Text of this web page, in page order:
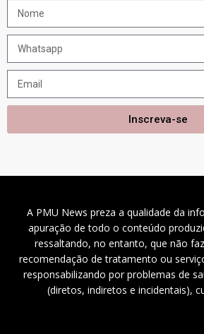
Inscreva-se
A PMU News preza a qualidade da
apuração de todo o conteúdo
ressaltando, no entanto, que não
recomendação de tratamento ou
responsabilizando por problemas de
(diretos, indiretos e incidentais),